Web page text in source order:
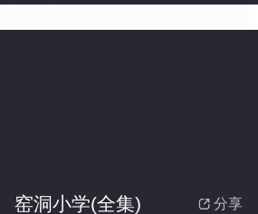
 分享
窑洞小学(全集)